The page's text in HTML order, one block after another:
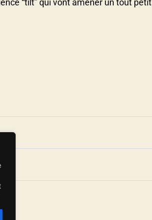
“tilt” qui vont amener un tout petit